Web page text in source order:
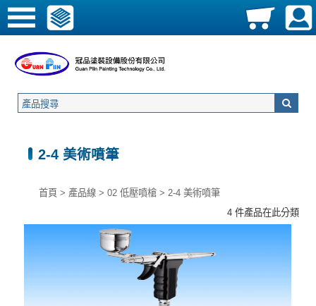
2-4 美術噴筆
首頁 > 產品線 > 02 低壓噴槍 > 2-4 美術噴筆
4 件產品在此分類